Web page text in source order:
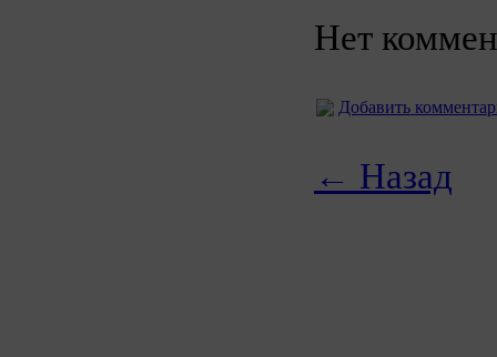
Нет
Добавить
← Назад